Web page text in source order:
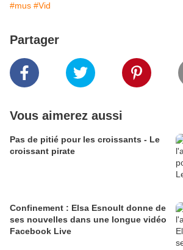
#mus #Vid
Partager
Vous aimerez aussi
Pas de pitié pour les croissants - Le
croissant pirate
Confinement : Elsa Esnoult donne de
ses nouvelles dans une longue vidéo
Facebook Live